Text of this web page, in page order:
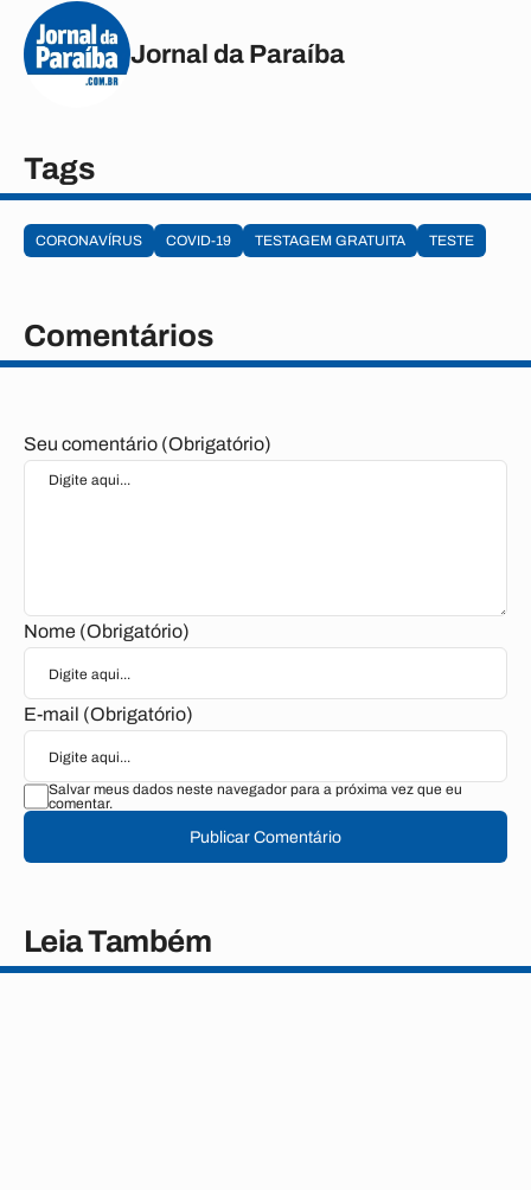
Jornal da Paraíba
Tags
CORONAVÍRUS COVID-19 TESTAGEM GRATUITA TESTE
Comentários
Seu comentário (Obrigatório)
Nome (Obrigatório)
E-mail (Obrigatório)
Salvar meus dados neste navegador para a próxima vez que eu
comentar.
Publicar Comentário
Leia Também